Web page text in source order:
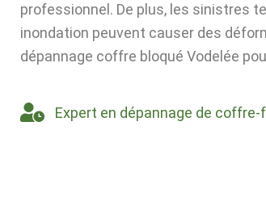
professionnel. De plus, les sinistres
inondation peuvent causer des
dépannage coffre bloqué Vodelée
Expert en dépannage de